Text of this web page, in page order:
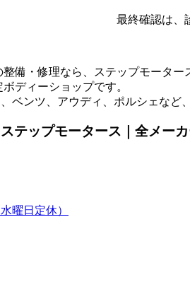
最終確認は、
備・修理なら、ステップモーター
ディーショップです。
ベンツ、アウディ、ポルシェなど
テップモータース｜全メー
曜日定休）